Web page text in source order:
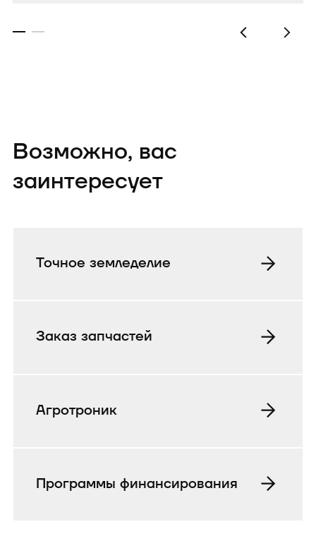
Возможно, вас
заинтересует
Точное земледелие
Заказ запчастей
Агротроник
Программы финансирования